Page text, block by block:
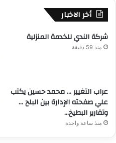
أخر الاخبار
شركة الندي للخدمة المنزلية
منذ 59 دقيقة
عراب التغيير … محمد حسين يكتب
علي صفحته الإدارة بين البلح …
وتقارير البطيخ…
منذ ساعة واحدة